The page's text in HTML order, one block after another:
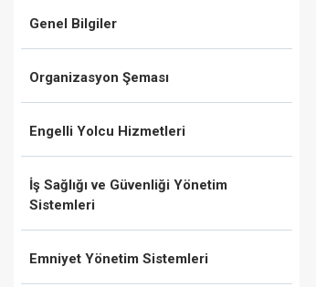
Genel Bilgiler
Organizasyon Şeması
Engelli Yolcu Hizmetleri
İş Sağlığı ve Güvenliği Yönetim
Sistemleri
Emniyet Yönetim Sistemleri